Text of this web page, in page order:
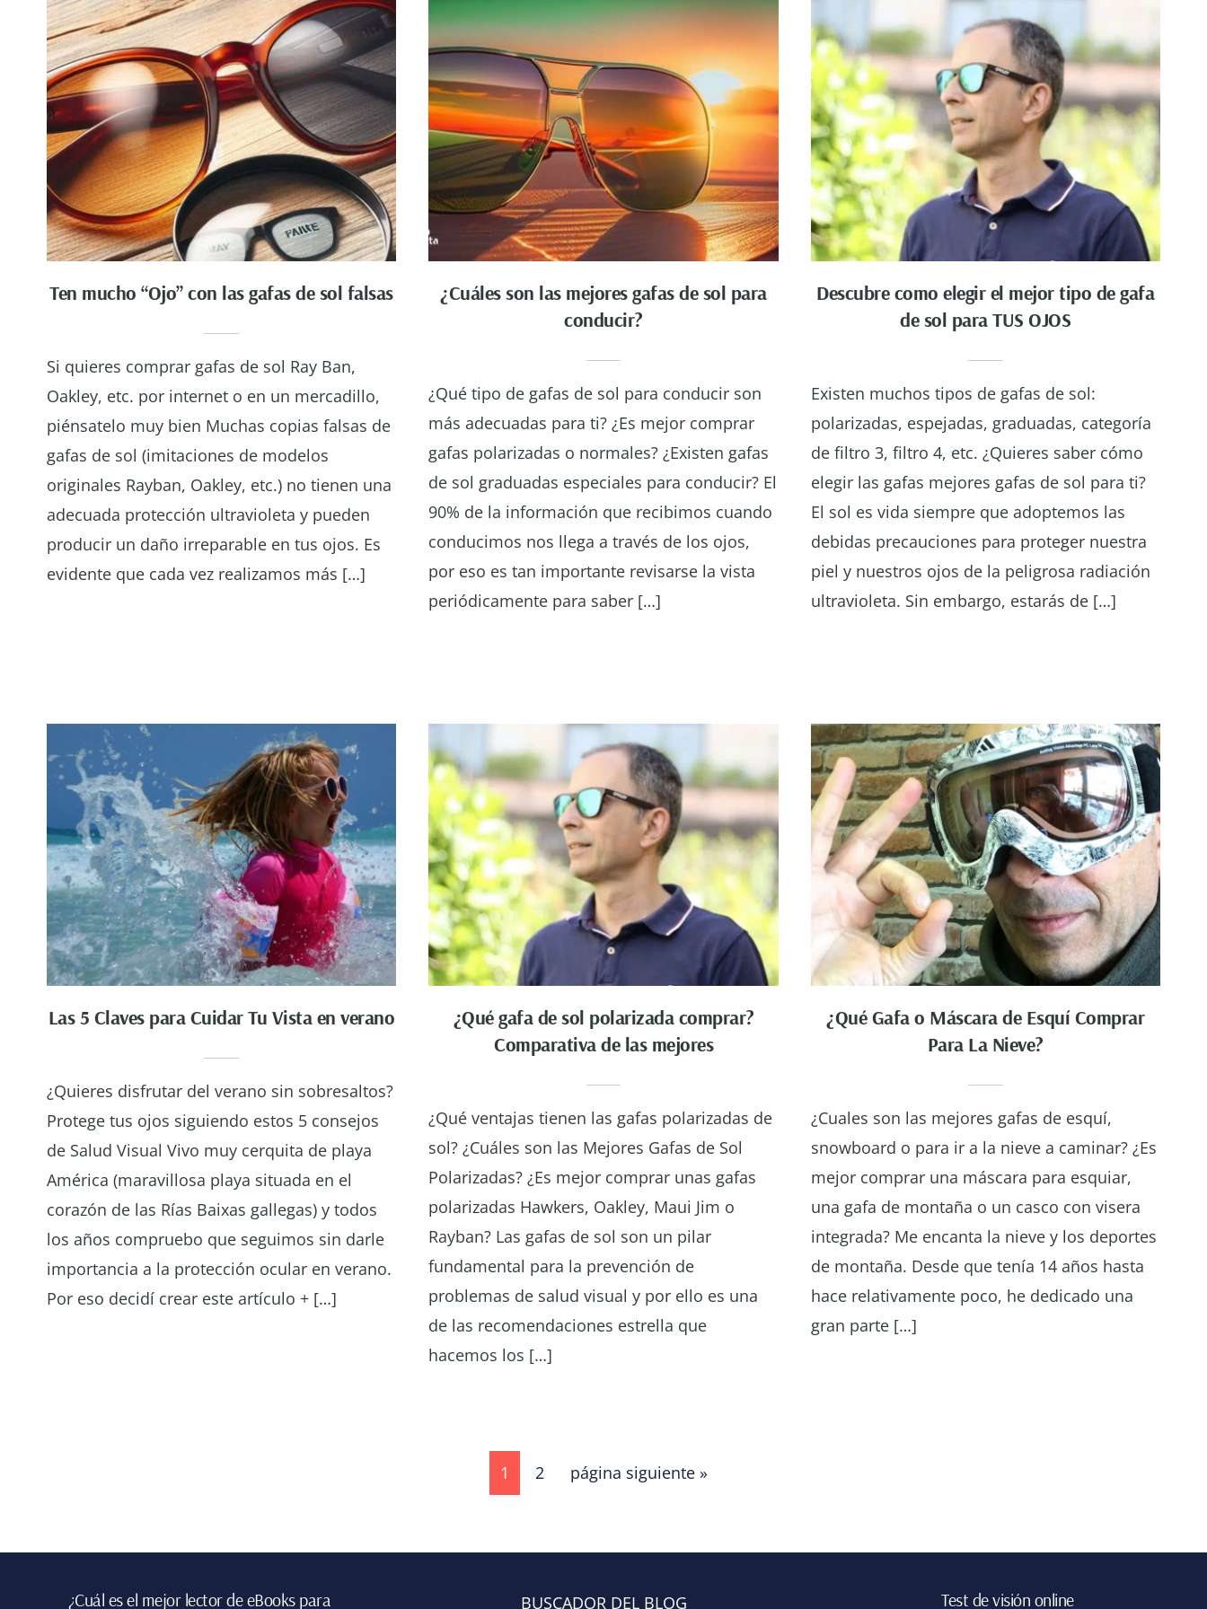
Ten mucho “Ojo” con las gafas de sol falsas
Si quieres comprar gafas de sol Ray Ban,
Oakley, etc. por internet o en un mercadillo,
piénsatelo muy bien Muchas copias falsas de
gafas de sol (imitaciones de modelos
originales Rayban, Oakley, etc.) no tienen una
adecuada protección ultravioleta y pueden
producir un daño irreparable en tus ojos. Es
evidente que cada vez realizamos más […]
¿Cuáles son las mejores gafas de sol para
conducir?
¿Qué tipo de gafas de sol para conducir son
más adecuadas para ti? ¿Es mejor comprar
gafas polarizadas o normales? ¿Existen gafas
de sol graduadas especiales para conducir? El
90% de la información que recibimos cuando
conducimos nos llega a través de los ojos,
por eso es tan importante revisarse la vista
periódicamente para saber […]
Descubre como elegir el mejor tipo de gafa
de sol para TUS OJOS
Existen muchos tipos de gafas de sol:
polarizadas, espejadas, graduadas, categoría
de filtro 3, filtro 4, etc. ¿Quieres saber cómo
elegir las gafas mejores gafas de sol para ti?
El sol es vida siempre que adoptemos las
debidas precauciones para proteger nuestra
piel y nuestros ojos de la peligrosa radiación
ultravioleta. Sin embargo, estarás de […]
Las 5 Claves para Cuidar Tu Vista en verano
¿Quieres disfrutar del verano sin sobresaltos?
Protege tus ojos siguiendo estos 5 consejos
de Salud Visual Vivo muy cerquita de playa
América (maravillosa playa situada en el
corazón de las Rías Baixas gallegas) y todos
los años compruebo que seguimos sin darle
importancia a la protección ocular en verano.
Por eso decidí crear este artículo + […]
¿Qué gafa de sol polarizada comprar?
Comparativa de las mejores
¿Qué ventajas tienen las gafas polarizadas de
sol? ¿Cuáles son las Mejores Gafas de Sol
Polarizadas? ¿Es mejor comprar unas gafas
polarizadas Hawkers, Oakley, Maui Jim o
Rayban? Las gafas de sol son un pilar
fundamental para la prevención de
problemas de salud visual y por ello es una
de las recomendaciones estrella que
hacemos los […]
¿Qué Gafa o Máscara de Esquí Comprar
Para La Nieve?
¿Cuales son las mejores gafas de esquí,
snowboard o para ir a la nieve a caminar? ¿Es
mejor comprar una máscara para esquiar,
una gafa de montaña o un casco con visera
integrada? Me encanta la nieve y los deportes
de montaña. Desde que tenía 14 años hasta
hace relativamente poco, he dedicado una
gran parte […]
Página
1 Página
2
Ir
página siguiente »
¿Cuál es el mejor lector de eBooks para BUSCADOR DEL BLOG Test de visión online